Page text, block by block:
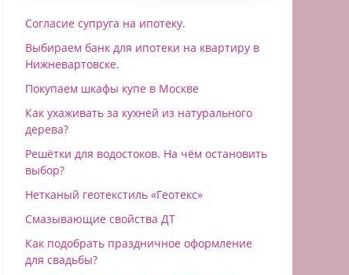
Согласие супруга на ипотеку.
Выбираем банк для ипотеки на квартиру в
Нижневартовске.
Покупаем шкафы купе в Москве
Как ухаживать за кухней из натурального
дерева?
Решётки для водостоков. На чём остановить
выбор?
Нетканый геотекстиль «Геотекс»
Смазывающие свойства ДТ
Как подобрать праздничное оформление
для свадьбы?